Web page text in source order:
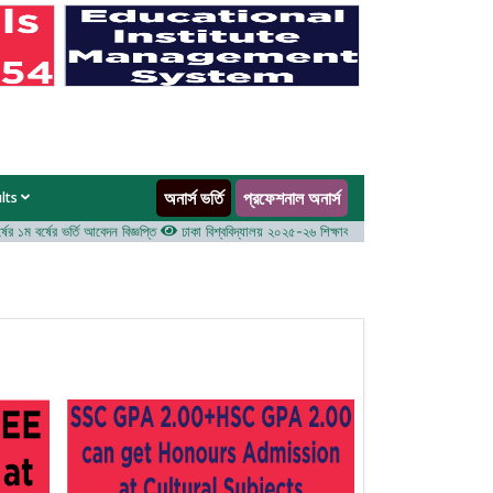
অনার্স ভর্তি প্রফেশনাল অনার্স
বর্ষের ভর্তি আবেদন বিজ্ঞপ্তি ঢাকা বিশ্ববিদ্যালয় ২০২৫-২৬ শিক্ষাবর্ষে আন্ডারগ্র্যাজুয়েট প্রোগ্রামে